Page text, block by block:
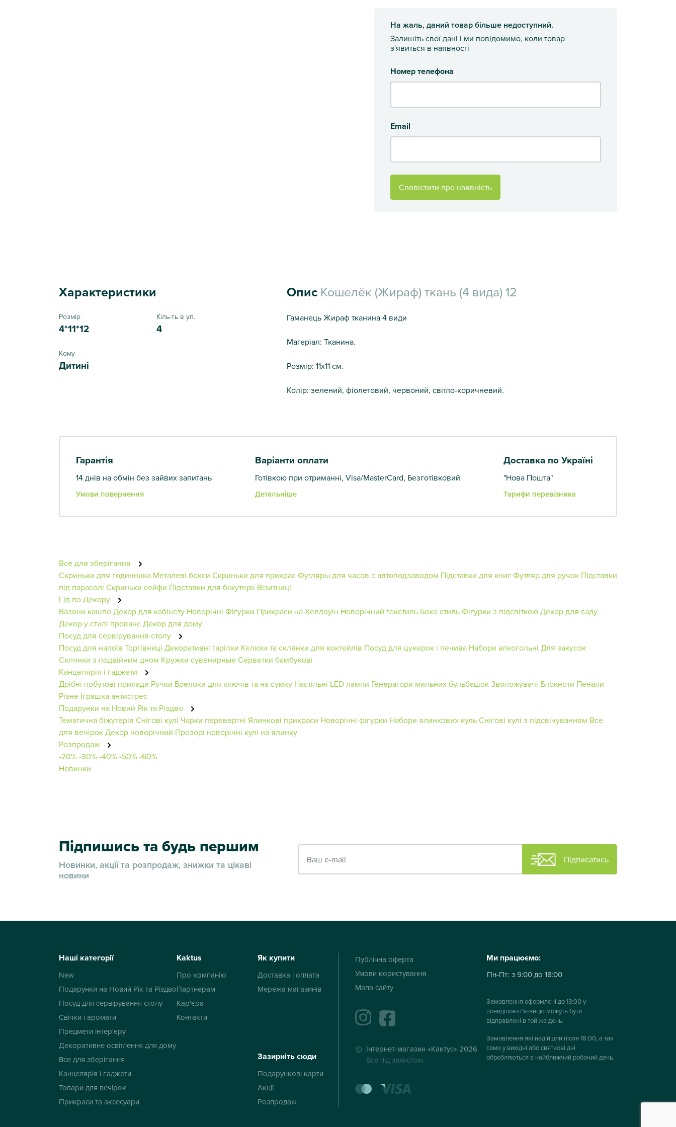
На жаль, даний товар більше недоступний.
Залишіть свої дані і ми повідомимо, коли товар
з'явиться в наявності
Номер телефона
Email
Сповістити про наявність
Характеристики
Розмір
4*11*12
Кіль-ть в уп.
4
Кому
Дитині
Опис Кошелёк (Жираф) ткань (4 вида) 12
Гаманець Жираф тканина 4 види
Матеріал: Тканина.
Розмір: 11х11 см.
Колір: зелений, фіолетовий, червоний, світло-коричневий.
Гарантія
14 днів на обмін без зайвих запитань
Умови повернення
Варіанти оплати
Готівкою при отриманні, Visa/MasterCard, Безготівковий
Детальніше
Доставка по Україні
"Нова Пошта"
Тарифи перевізника
Все для зберігання
Скриньки для годинника Металеві бокси Скриньки для прикрасФутляры для часов с автоподзаводом Підставки для книгФутляр для ручок Підставки
під парасолі Скриньки сейфи Підставки для біжутерії Візитниці
Гід по Декору
Вазони кашпоДекор для кабінету Новорічні Фігурки Прикраси на Хеллоуїн Новорічний текстиль Бохо стильФігурки з підсвіткоюДекор для саду
Декор у стилі провансДекор для дому
Посуд для сервірування столу
Посуд для напоїв Тортівниці Декоративні тарілки Келихи та склянки для коктейлів Посуд для цукерок і печива Набори алкогольні Для закусок
Склянки з подвійним дном Кружки сувенирныеСерветки бамбукові
Канцелярія і гаджети
Дрібні побутові прилади Ручки Брелоки для ключів та на сумку Настільні LED лампи Генератори мильних бульбашокЗволожувачі Блокноти Пенали
Різне Іграшка антистрес
Подарунки на Новий Рік та Різдво
Тематична біжутерія Снігові кулі Чарки перевертні Ялинкові прикраси Новорічні фігурки Набори ялинкових кульСнігові кулі з підсвічуванням Все
для вечірокДекор новорічний Прозорі новорічні кулі на ялинку
Розпродаж
-20%-30%-40%-50%-60%
Новинки
Підпишись та будь першим
Новинки, акції та розпродаж, знижки та цікаві
новини
Підписатись
Наші категорії
New
Подарунки на Новий Рік та Різдво
Посуд для сервірування столу
Свічки і аромати
Предмети інтер'єру
Декоративне освітлення для дому
Все для зберігання
Канцелярія і гаджети
Товари для вечірок
Прикраси та аксесуари
Kaktus
Про компанію
Партнерам
Кар'єра
Контакти
Як купити
Доставка і оплата
Мережа магазинів
Зазирніть сюди
Подарункові карти
Акції
Розпродаж
Публічна оферта
Умови користування
Мапа сайту
instagramfacebook
Інтернет-магазин «Кактус» 2026
Все під захистом.
mastercard
Ми працюємо:
Пн-Пт: з 9:00 до 18:00
Замовлення оформлені до 13:00 у
понеділок-п'ятницю можуть бути
відправлені в той же день.
Замовлення які надійшли після 18:00, а так
само у вихідні або святкові дні
обробляються в найближчий робочий день.